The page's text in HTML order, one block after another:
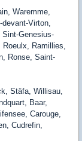
Waremme,
Virton,
Genesius-
Roeulx, Ramillies,
Ronse, Saint-
Stäfa, Willisau,
Baar,
Carouge,
Cudrefin,